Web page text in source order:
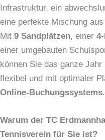
Infrastruktur, ein
eine perfekte Mischung
Mit 9 Sandplätzen, einer
einer umgebauten
können Sie das ganze
flexibel und mit optimaler
Online-Buchungssystems.
Warum der TC
Tennisverein für Sie ist?